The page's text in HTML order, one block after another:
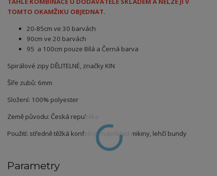
TOMTO OKAMŽIKU OBJEDNAT.
20-85cm ve 30 barvách
90cm ve 20 barvách
95 a 100cm pouze Bílá a Černá barva
Spirálové zipy DĚLITELNÉ, značky KIN
Šíře zubů: 6mm
Složení: 100% polyester
Země původu: Česká republika
Použití: středně těžká konfekce, například mikiny, lehčí bundy
Parametry